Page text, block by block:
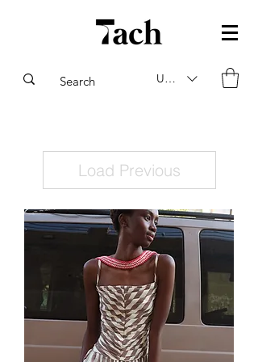
USD ($)
Load Previous